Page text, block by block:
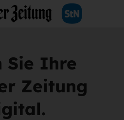
Sie Ihre
Zeitung